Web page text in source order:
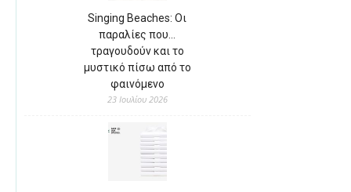
Singing Beaches: Οι
παραλίες που…
τραγουδούν και το
μυστικό πίσω από το
φαινόμενο
23 Ιουλίου 2026